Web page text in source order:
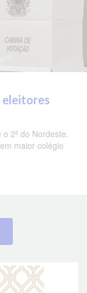
eleitores
2º do Nordeste.
maior colégio